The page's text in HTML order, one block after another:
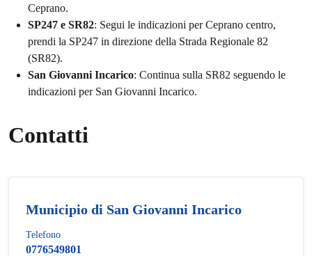
Ceprano.
SP247 e SR82: Segui le indicazioni per Ceprano centro,
prendi la SP247 in direzione della Strada Regionale 82
(SR82).
San Giovanni Incarico: Continua sulla SR82 seguendo le
indicazioni per San Giovanni Incarico.
Contatti
Municipio di San Giovanni Incarico
Telefono
0776549801